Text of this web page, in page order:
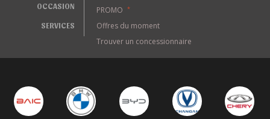
OCCASION
SERVICES
PROMO
*
Offres du moment
Trouver un concessionnaire